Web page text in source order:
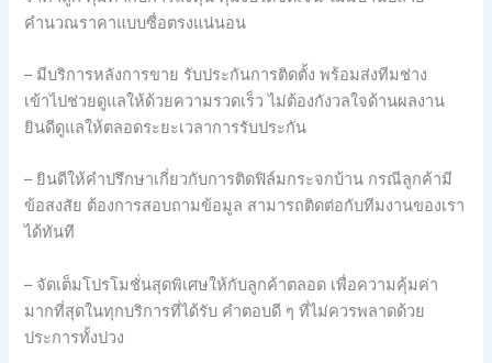
คำนวณราคาแบบซื่อตรงแน่นอน
– มีบริการหลังการขาย รับประกันการติดตั้ง พร้อมส่งทีมช่าง
เข้าไปช่วยดูแลให้ด้วยความรวดเร็ว ไม่ต้องกังวลใจด้านผลงาน
ยินดีดูแลให้ตลอดระยะเวลาการรับประกัน
– ยินดีให้คำปรึกษาเกี่ยวกับการติดฟิล์มกระจกบ้าน กรณีลูกค้ามี
ข้อสงสัย ต้องการสอบถามข้อมูล สามารถติดต่อกับทีมงานของเรา
ได้ทันที
– จัดเต็มโปรโมชั่นสุดพิเศษให้กับลูกค้าตลอด เพื่อความคุ้มค่า
มากที่สุดในทุกบริการที่ได้รับ คำตอบดี ๆ ที่ไม่ควรพลาดด้วย
ประการทั้งปวง